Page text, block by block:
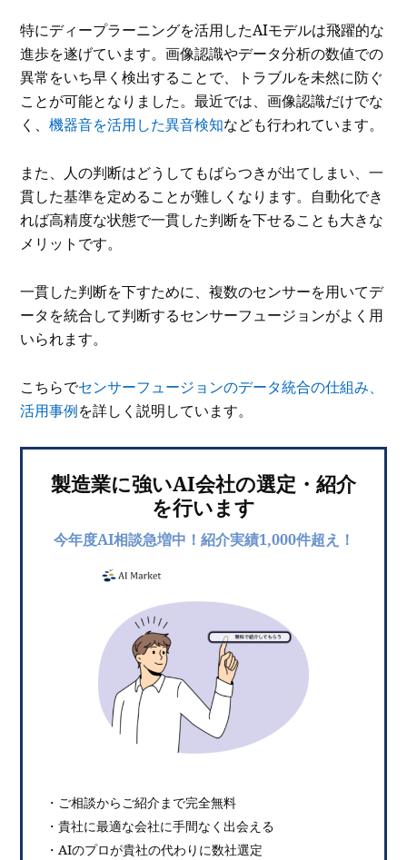
特にディープラーニングを活用したAIモデルは飛躍的な
進歩を遂げています。画像認識やデータ分析の数値での
異常をいち早く検出することで、トラブルを未然に防ぐ
ことが可能となりました。最近では、画像認識だけでな
く、機器音を活用した異音検知なども行われています。
また、人の判断はどうしてもばらつきが出てしまい、一
貫した基準を定めることが難しくなります。自動化でき
れば高精度な状態で一貫した判断を下せることも大きな
メリットです。
一貫した判断を下すために、複数のセンサーを用いてデ
ータを統合して判断するセンサーフュージョンがよく用
いられます。
こちらでセンサーフュージョンのデータ統合の仕組み、
活用事例を詳しく説明しています。
製造業に強いAI会社の選定・紹介
を行います
今年度AI相談急増中！紹介実績1,000件超え！
・ご相談からご紹介まで完全無料
・貴社に最適な会社に手間なく出会える
・AIのプロが貴社の代わりに数社選定